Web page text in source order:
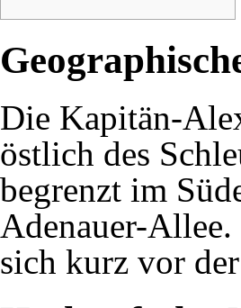
Die Kapitän-
östlich des
begrenzt im
Adenauer-Allee.
sich kurz vor der